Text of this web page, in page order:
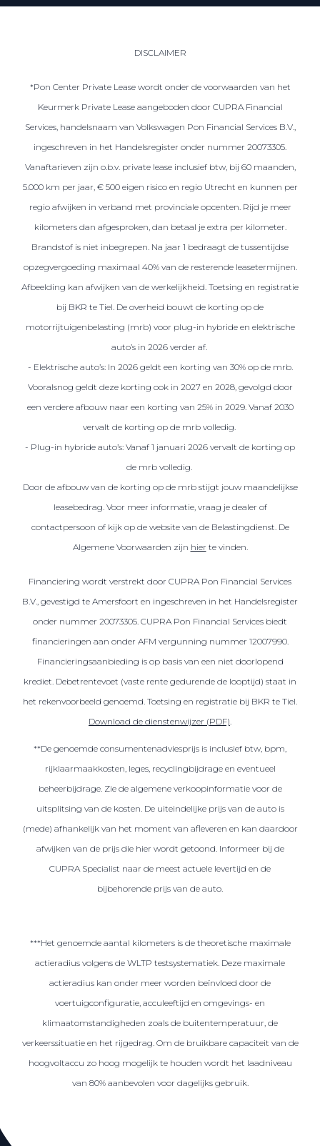
DISCLAIMER
*Pon Center Private Lease wordt onder de voorwaarden van het
Keurmerk Private Lease aangeboden door CUPRA Financial
Services, handelsnaam van Volkswagen Pon Financial Services B.V.,
ingeschreven in het Handelsregister onder nummer 20073305.
Vanaftarieven zijn o.b.v. private lease inclusief btw, bij 60 maanden,
5.000 km per jaar, € 500 eigen risico en regio Utrecht en kunnen per
regio afwijken in verband met provinciale opcenten. Rijd je meer
kilometers dan afgesproken, dan betaal je extra per kilometer.
Brandstof is niet inbegrepen. Na jaar 1 bedraagt de tussentijdse
opzegvergoeding maximaal 40% van de resterende leasetermijnen.
Afbeelding kan afwijken van de werkelijkheid. Toetsing en registratie
bij BKR te Tiel. De overheid bouwt de korting op de
motorrijtuigenbelasting (mrb) voor plug-in hybride en elektrische
auto’s in 2026 verder af.
- Elektrische auto’s: In 2026 geldt een korting van 30% op de mrb.
Vooralsnog geldt deze korting ook in 2027 en 2028, gevolgd door
een verdere afbouw naar een korting van 25% in 2029. Vanaf 2030
vervalt de korting op de mrb volledig.
- Plug-in hybride auto’s: Vanaf 1 januari 2026 vervalt de korting op
de mrb volledig.
Door de afbouw van de korting op de mrb stijgt jouw maandelijkse
leasebedrag. Voor meer informatie, vraag je dealer of
contactpersoon of kijk op de website van de Belastingdienst. De
Algemene Voorwaarden zijn hier te vinden.
Financiering wordt verstrekt door CUPRA Pon Financial Services
B.V., gevestigd te Amersfoort en ingeschreven in het Handelsregister
onder nummer 20073305. CUPRA Pon Financial Services biedt
financieringen aan onder AFM vergunning nummer 12007990.
Financieringsaanbieding is op basis van een niet doorlopend
krediet. Debetrentevoet (vaste rente gedurende de looptijd) staat in
het rekenvoorbeeld genoemd. Toetsing en registratie bij BKR te Tiel.
Download de dienstenwijzer (PDF)
**De genoemde consumentenadviesprijs is inclusief btw, bpm,
rijklaarmaakkosten, leges, recyclingbijdrage en eventueel
beheerbijdrage. Zie de algemene verkoopinformatie voor de
uitsplitsing van de kosten. De uiteindelijke prijs van de auto is
(mede) afhankelijk van het moment van afleveren en kan daardoor
afwijken van de prijs die hier wordt getoond. Informeer bij de
CUPRA Specialist naar de meest actuele levertijd en de
bijbehorende prijs van de auto.
***Het genoemde aantal kilometers is de theoretische maximale
actieradius volgens de WLTP testsystematiek. Deze maximale
actieradius kan onder meer worden beïnvloed door de
voertuigconfiguratie, acculeeftijd en omgevings- en
klimaatomstandigheden zoals de buitentemperatuur, de
verkeerssituatie en het rijgedrag. Om de bruikbare capaciteit van de
hoogvoltaccu zo hoog mogelijk te houden wordt het laadniveau
van 80% aanbevolen voor dagelijks gebruik.